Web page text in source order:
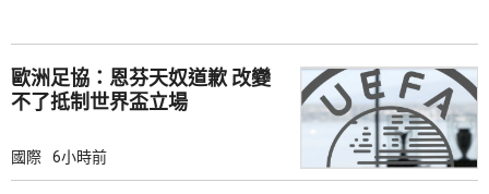
歐洲足協：恩芬天奴道歉 改變
不了抵制世界盃立場
國際 6小時前